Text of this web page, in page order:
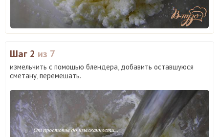
Шаг 2 из 7
измельчить с помощью блендера, добавить оставшуюся
сметану, перемешать.